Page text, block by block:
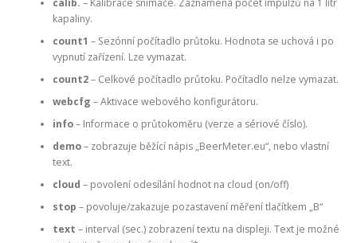
kapaliny.
count1 – Sezónní počítadlo průtoku. Hodnota se uchová i po
vypnutí zařízení. Lze vymazat.
count2– Celkové počítadlo průtoku. Počítadlo nelze vymazat.
webcfg – Aktivace webového konfigurátoru.
info– Informace o průtokoměru (verze a sériové číslo).
demo– zobrazuje běžící nápis „BeerMeter.eu“, nebo vlastní
text.
cloud – povolení odesílání hodnot na cloud (on/off)
stop – povoluje/zakazuje pozastavení měření tlačítkem „B“
text – interval (sec.) zobrazení textu na displeji. Text je možné